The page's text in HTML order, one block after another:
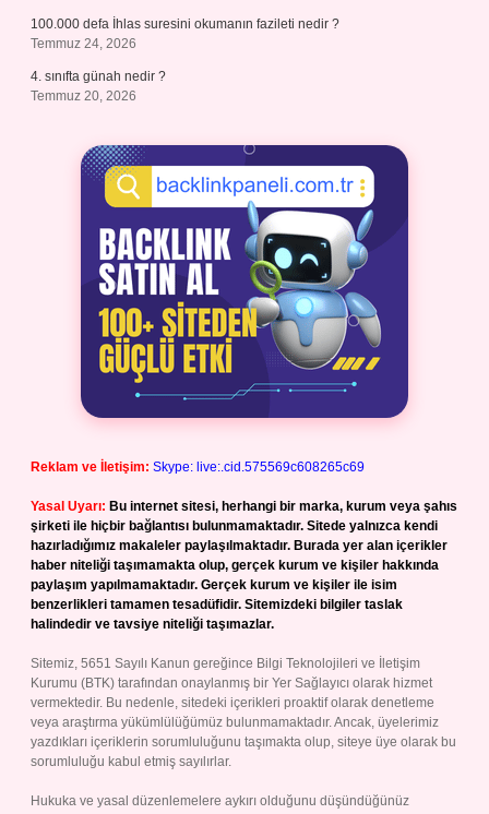
100.000 defa İhlas suresini okumanın fazileti nedir ?
Temmuz 24, 2026
4. sınıfta günah nedir ?
Temmuz 20, 2026
Reklam ve İletişim: Skype: live:.cid.575569c608265c69
Yasal Uyarı: Bu internet sitesi, herhangi bir marka, kurum veya şahıs
şirketi ile hiçbir bağlantısı bulunmamaktadır. Sitede yalnızca kendi
hazırladığımız makaleler paylaşılmaktadır. Burada yer alan içerikler
haber niteliği taşımamakta olup, gerçek kurum ve kişiler hakkında
paylaşım yapılmamaktadır. Gerçek kurum ve kişiler ile isim
benzerlikleri tamamen tesadüfidir. Sitemizdeki bilgiler taslak
halindedir ve tavsiye niteliği taşımazlar.
Sitemiz, 5651 Sayılı Kanun gereğince Bilgi Teknolojileri ve İletişim
Kurumu (BTK) tarafından onaylanmış bir Yer Sağlayıcı olarak hizmet
vermektedir. Bu nedenle, sitedeki içerikleri proaktif olarak denetleme
veya araştırma yükümlülüğümüz bulunmamaktadır. Ancak, üyelerimiz
yazdıkları içeriklerin sorumluluğunu taşımakta olup, siteye üye olarak bu
sorumluluğu kabul etmiş sayılırlar.
Hukuka ve yasal düzenlemelere aykırı olduğunu düşündüğünüz